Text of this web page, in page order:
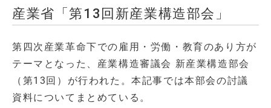
産業省「第13回新産業構造部会」
第四次産業革命下での雇用・労働・教育のあり方が
テーマとなった、産業構造審議会 新産業構造部会
（第13回）が行われた。本記事では本部会の討議
資料についてまとめている。